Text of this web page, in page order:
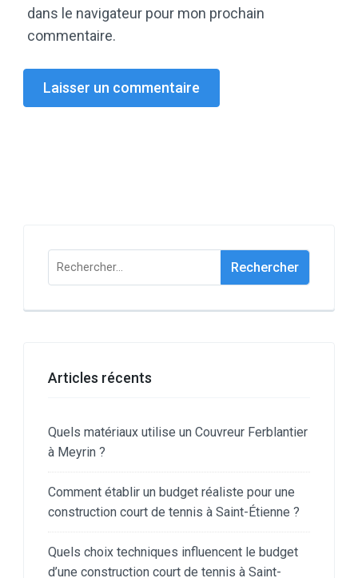
dans le navigateur pour mon prochain
commentaire.
Rechercher :
Articles récents
Quels matériaux utilise un Couvreur Ferblantier
à Meyrin ?
Comment établir un budget réaliste pour une
construction court de tennis à Saint-Étienne ?
Quels choix techniques influencent le budget
d’une construction court de tennis à Saint-